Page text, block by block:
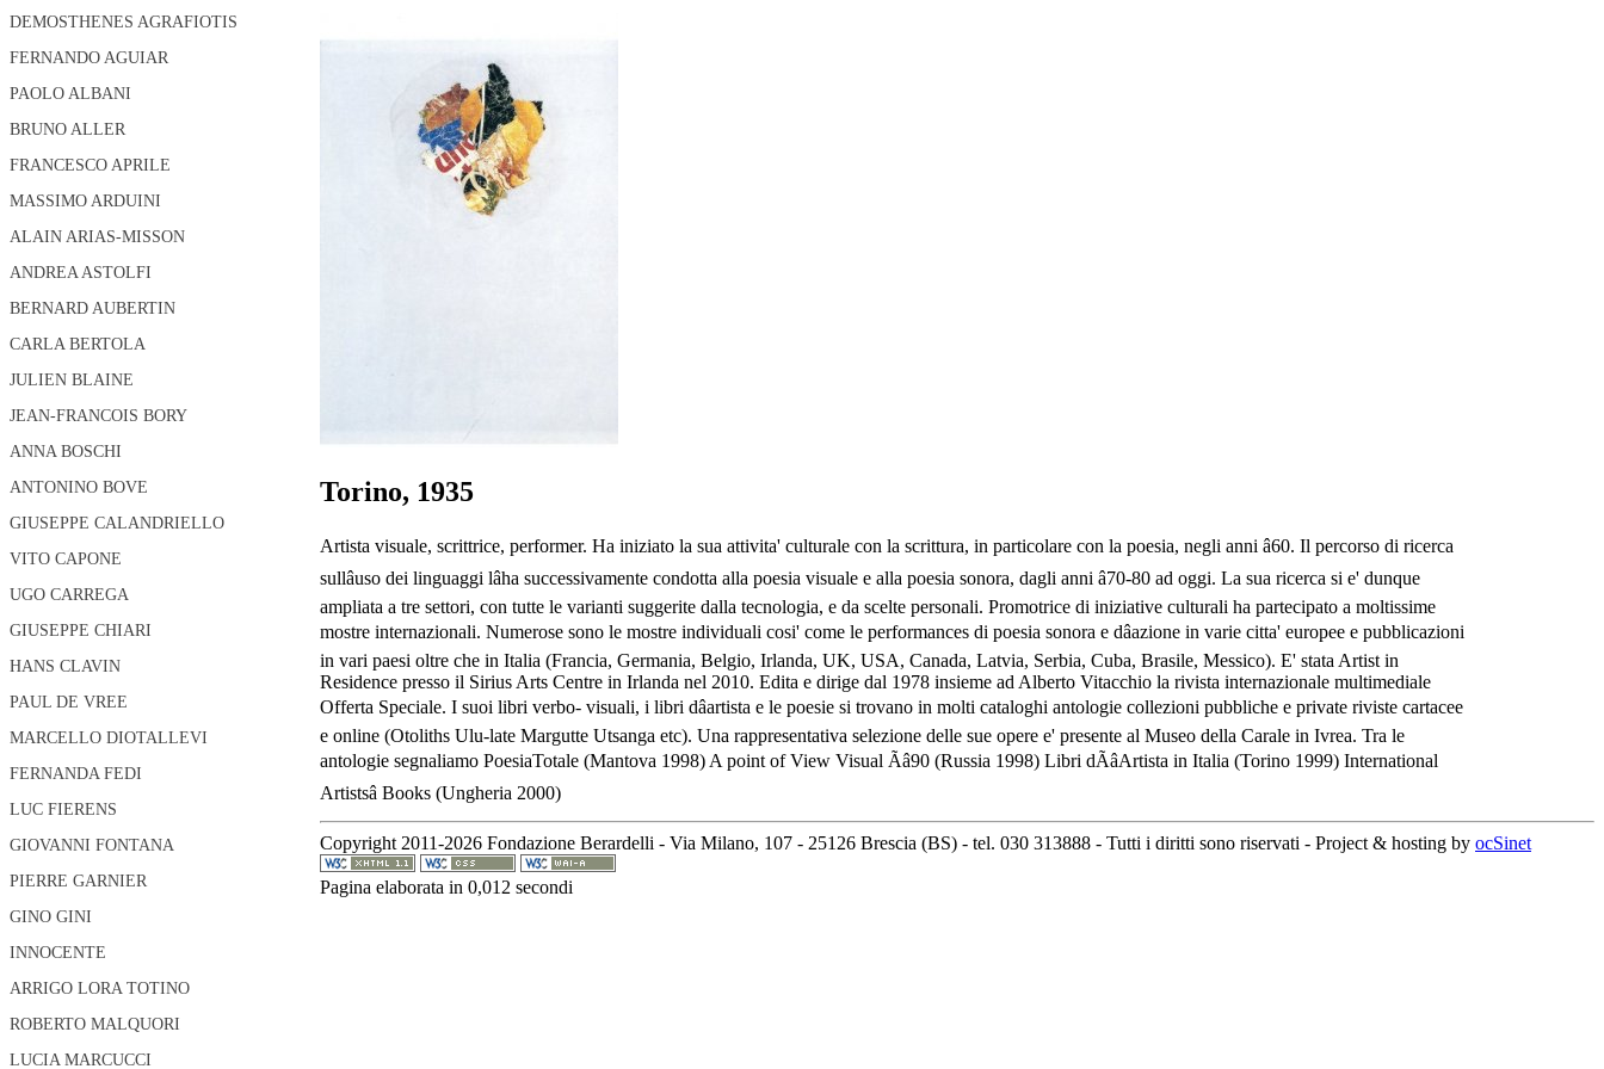
DEMOSTHENES AGRAFIOTIS
FERNANDO AGUIAR
PAOLO ALBANI
BRUNO ALLER
FRANCESCO APRILE
MASSIMO ARDUINI
ALAIN ARIAS-MISSON
ANDREA ASTOLFI
BERNARD AUBERTIN
CARLA BERTOLA
JULIEN BLAINE
JEAN-FRANCOIS BORY
ANNA BOSCHI
ANTONINO BOVE
GIUSEPPE CALANDRIELLO
VITO CAPONE
UGO CARREGA
GIUSEPPE CHIARI
HANS CLAVIN
PAUL DE VREE
MARCELLO DIOTALLEVI
FERNANDA FEDI
LUC FIERENS
GIOVANNI FONTANA
PIERRE GARNIER
GINO GINI
INNOCENTE
ARRIGO LORA TOTINO
ROBERTO MALQUORI
LUCIA MARCUCCI
Torino, 1935
Artista visuale, scrittrice, performer. Ha iniziato la sua attivita' culturale con la scrittura, in particolare con la poesia, negli anni â60. Il percorso di ricerca
sullâuso dei linguaggi lâha successivamente condotta alla poesia visuale e alla poesia sonora, dagli anni â70-80 ad oggi. La sua ricerca si e' dunque
ampliata a tre settori, con tutte le varianti suggerite dalla tecnologia, e da scelte personali. Promotrice di iniziative culturali ha partecipato a moltissime
mostre internazionali. Numerose sono le mostre individuali cosi' come le performances di poesia sonora e dâazione in varie citta' europee e pubblicazioni
in vari paesi oltre che in Italia (Francia, Germania, Belgio, Irlanda, UK, USA, Canada, Latvia, Serbia, Cuba, Brasile, Messico). E' stata Artist in
Residence presso il Sirius Arts Centre in Irlanda nel 2010. Edita e dirige dal 1978 insieme ad Alberto Vitacchio la rivista internazionale multimediale
Offerta Speciale. I suoi libri verbo- visuali, i libri dâartista e le poesie si trovano in molti cataloghi antologie collezioni pubbliche e private riviste cartacee
e online (Otoliths Ulu-late Margutte Utsanga etc). Una rappresentativa selezione delle sue opere e' presente al Museo della Carale in Ivrea. Tra le
antologie segnaliamo PoesiaTotale (Mantova 1998) A point of View Visual Ãâ90 (Russia 1998) Libri dÃâArtista in Italia (Torino 1999) International
Artistsâ Books (Ungheria 2000)
Copyright 2011-2026 Fondazione Berardelli - Via Milano, 107 - 25126 Brescia (BS) - tel. 030 313888 - Tutti i diritti sono riservati - Project & hosting by ocSinet
Pagina elaborata in 0,012 secondi